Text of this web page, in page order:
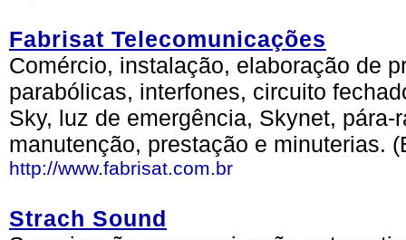
Fabrisat Telecomunicações
Comércio, instalação, elaboração de
parabólicas, interfones, circuito
Sky, luz de emergência, Skynet,
manutenção, prestação e minuterias.
http://www.fabrisat.com.br
Strach Sound